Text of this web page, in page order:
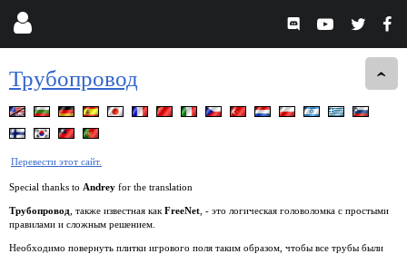
Трубопровод
Перевести этот сайт.
Special thanks to Andrey for the translation
Трубопровод , также известная как FreeNet , - это логическая головоломка с простыми
правилами и сложным решением.
Необходимо повернуть плитки игрового поля таким образом, чтобы все трубы были